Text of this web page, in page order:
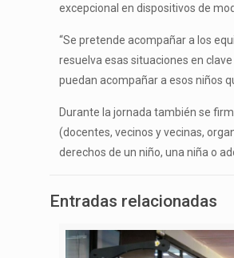
excepcional en dispositivos de
“Se pretende acompañar a los
resuelva esas situaciones en
puedan acompañar a esos niños
Durante la jornada también se
(docentes, vecinos y vecinas,
derechos de un niño, una niña o
Entradas relacionadas